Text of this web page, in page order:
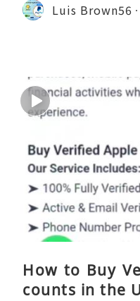
Luis Brown56
How to Buy
counts in the